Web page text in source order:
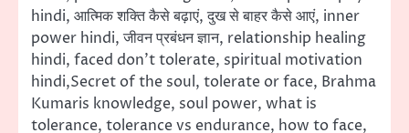
hindi, आत्मिक शक्ति कैसे बढ़ाएं, दुख से बाहर कैसे आएं, inner
power hindi, जीवन प्रबंधन ज्ञान, relationship healing
hindi, faced don’t tolerate, spiritual motivation
hindi,Secret of the soul, tolerate or face, Brahma
Kumaris knowledge, soul power, what is
tolerance, tolerance vs endurance, how to face,